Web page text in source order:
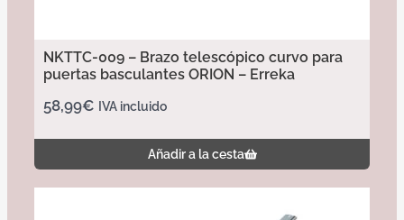
NKTTC-009 – Brazo telescópico curvo para
puertas basculantes ORION – Erreka
58,99€ IVA incluido
Añadir a la cesta